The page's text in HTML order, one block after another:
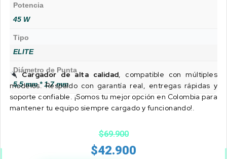
Potencia
45 W
Tipo
ELITE
Diámetro de Punta
5.5 mm * 1.7 mm
Cargador de alta calidad, compatible con múltiples
modelos. Respaldo con garantía real, entregas rápidas y
soporte confiable. ¡Somos tu mejor opción en Colombia para
mantener tu equipo siempre cargado y funcionando!.
$69.900
$42.900